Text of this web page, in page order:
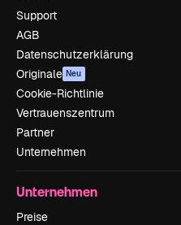
Support
AGB
Datenschutzerklärung
Originale Neu
Cookie-Richtlinie
Vertrauenszentrum
Partner
Unternehmen
Unternehmen
Preise